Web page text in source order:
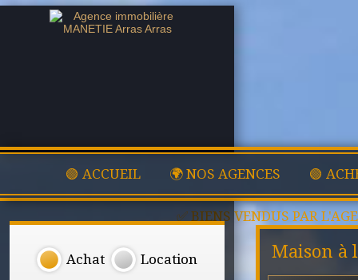
🟢 ACCUEIL 🌍 NOS AGENCES 🟢
✅ BIENS VENDUS PAR
Achat Location Maison à